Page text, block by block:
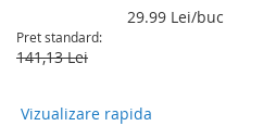
29.99 Lei/buc
Pret standard
141,13 Lei
Vizualizare rapida